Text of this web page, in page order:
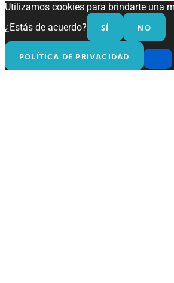
Utilizamos cookies para brindarte una
¿Estás de acuerdo?
SÍ NO
POLÍTICA DE PRIVACIDAD